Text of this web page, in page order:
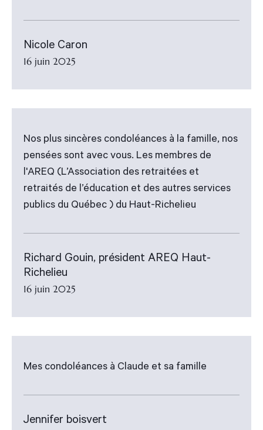
Nicole Caron
16 juin 2025
Nos plus sincères condoléances à la famille, nos
pensées sont avec vous. Les membres de
l'AREQ (L’Association des retraitées et
retraités de l’éducation et des autres services
publics du Québec ) du Haut-Richelieu
Richard Gouin, président AREQ Haut-
Richelieu
16 juin 2025
Mes condoléances à Claude et sa famille
Jennifer boisvert